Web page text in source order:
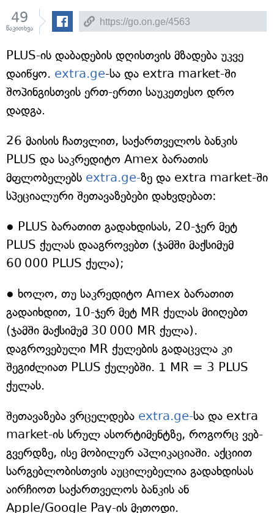
49
წაკითხვა
PLUS-ის დაბადების დღისთვის მზადება უკვე
დაიწყო. extra.ge-სა და extra market-ში
შოპინგისთვის ერთ-ერთი საუკეთესო დრო
დადგა.
26 მაისის ჩათვლით, საქართველოს ბანკის
PLUS და საკრედიტო Amex ბარათის
მფლობელებს extra.ge-ზე და extra market-ში
სპეციალური შეთავაზებები დახვდებათ:
● PLUS ბარათით გადახდისას, 20-ჯერ მეტ
PLUS ქულას დააგროვებთ (ჯამში მაქსიმუმ
60 000 PLUS ქულა);
● ხოლო, თუ საკრედიტო Amex ბარათით
გადაიხდით, 10-ჯერ მეტ MR ქულას მიიღებთ
(ჯამში მაქსიმუმ 30 000 MR ქულა).
დაგროვებული MR ქულების გადაცვლა კი
შეგიძლიათ PLUS ქულებში. 1 MR = 3 PLUS
ქულას.
შეთავაზება ვრცელდება extra.ge-სა და extra
market-ის სრულ ასორტიმენტზე, როგორც ვებ-
გვერდზე, ისე მობილურ აპლიკაციაში. აქციით
სარგებლობისთვის აუცილებელია გადახდისას
აირჩიოთ საქართველოს ბანკის ან
Apple/Google Pay-ის მეთოდი.